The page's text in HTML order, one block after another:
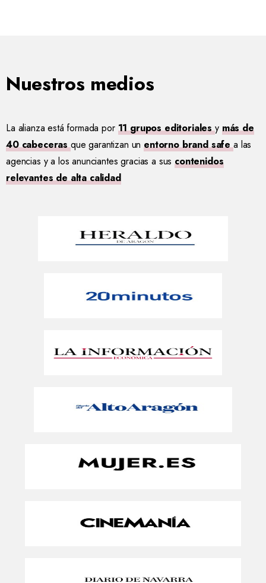
Nuestros medios
La alianza está formada por 11 grupos editorialesy más de
40 cabecerasque garantizan unentorno brand safea las
agencias y a los anunciantes gracias a suscontenidos
relevantes de alta calidad